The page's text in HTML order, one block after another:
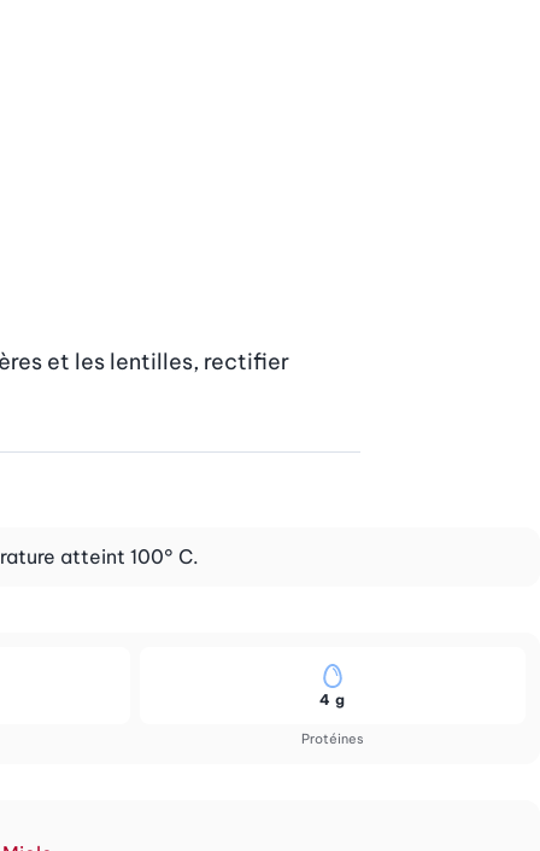
et les lentilles, rectifier
atteint 100° C.
Protéines
4 g